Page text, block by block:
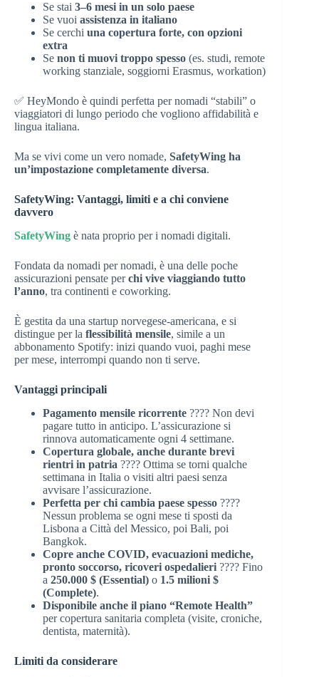
Se stai 3–6 mesi in un solo paese
Se vuoi assistenza in italiano
Se cerchi una copertura forte, con opzioni
extra
Se non ti muovi troppo spesso (es. studi, remote
working stanziale, soggiorni Erasmus, workation)
✅ HeyMondo è quindi perfetta per nomadi “stabili” o
viaggiatori di lungo periodo che vogliono affidabilità e
lingua italiana.
Ma se vivi come un vero nomade, SafetyWing ha
un’impostazione completamente diversa.
SafetyWing: Vantaggi, limiti e a chi conviene
davvero
SafetyWing è nata proprio per i nomadi digitali.
Fondata da nomadi per nomadi, è una delle poche
assicurazioni pensate perchi vive viaggiando tutto
l’anno, tra continenti e coworking.
È gestita da una startup norvegese-americana, e si
distingue per la flessibilità mensile, simile a un
abbonamento Spotify: inizi quando vuoi, paghi mese
per mese, interrompi quando non ti serve.
Vantaggi principali
Pagamento mensile ricorrente ???? Non devi
pagare tutto in anticipo. L’assicurazione si
rinnova automaticamente ogni 4 settimane.
Copertura globale, anche durante brevi
rientri in patria ???? Ottima se torni qualche
settimana in Italia o visiti altri paesi senza
avvisare l’assicurazione.
Perfetta per chi cambia paese spesso ????
Nessun problema se ogni mese ti sposti da
Lisbona a Città del Messico, poi Bali, poi
Bangkok.
Copre anche COVID, evacuazioni mediche,
pronto soccorso, ricoveri ospedalieri ???? Fino
a 250.000 $ (Essential) o 1.5 milioni $
(Complete).
Disponibile anche il piano “Remote Health”
per copertura sanitaria completa (visite, croniche,
dentista, maternità).
Limiti da considerare